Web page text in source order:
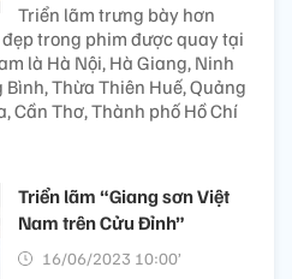
Triển lãm trưng bày hơn
trong phim được quay tại
là Hà Nội, Hà Giang, Ninh
Thừa Thiên Huế, Quảng
Cần Thơ, Thành phố Hồ Chí
Triển lãm “Giang sơn Việt
Nam trên Cửu Đỉnh”
16/06/2023 10:00’